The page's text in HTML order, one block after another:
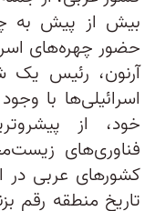
بیش از پیش به
حضور چهره‌های
آرنون، رئيس یک
اسرائیلی‌ها با
خود، از
فناوری‌های
کشورهای عربی در
تاریخ منطقه رقم